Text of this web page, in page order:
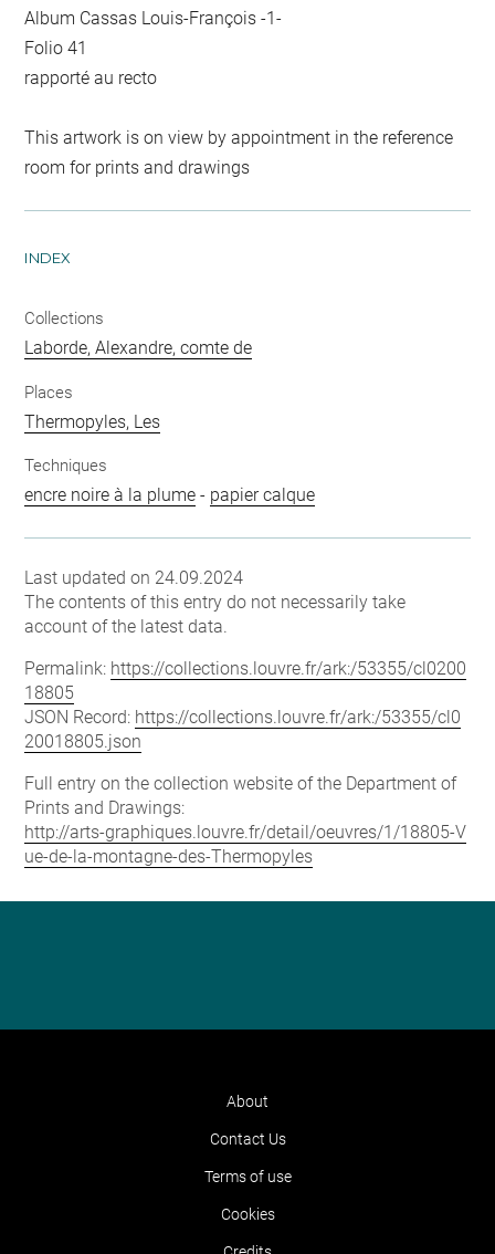
Album Cassas Louis-François -1-
Folio 41
rapporté au recto
This artwork is on view by appointment in the reference
room for prints and drawings
INDEX
Collections
Laborde, Alexandre, comte de
Places
Thermopyles, Les
Techniques
encre noire à la plume - papier calque
Last updated on 24.09.2024
The contents of this entry do not necessarily take
account of the latest data.
Permalink: https://collections.louvre.fr/ark:/53355/cl0200
18805
JSON Record: https://collections.louvre.fr/ark:/53355/cl0
20018805.json
Full entry on the collection website of the Department of
Prints and Drawings:
http://arts-graphiques.louvre.fr/detail/oeuvres/1/18805-V
ue-de-la-montagne-des-Thermopyles
About
Contact Us
Terms of use
Cookies